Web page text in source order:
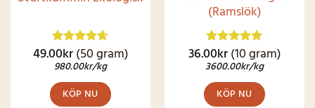
Betygsatt
4.62 av 5
49.00kr(50 gram)
980.00kr/kg
KÖP NU
(Ramslök)
Betygsatt
4.92av 5
36.00kr(10 gram)
3600.00kr/kg
KÖP NU